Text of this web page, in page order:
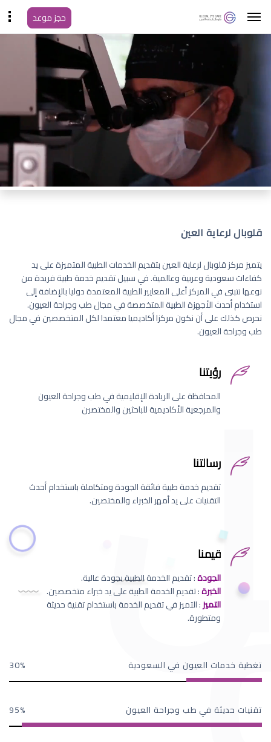
حجز موعد
قلوبال لرعاية العين
يتميز مركز قلوبال لرعاية العين بتقديم الخدمات الطبية المتميزة على يد
كفاءات سعودية وعربية وعالمية. في سبيل تقديم خدمة طبية فريدة من
نوعها نتبنى في المركز أعلى المعايير الطبية المعتمدة دوليا بالإضافة إلى
استخدام أحدث الأجهزة الطبية المتخصصة في مجال طب وجراحة العيون.
نحرص كذلك على أن نكون مركزا أكاديميا معتمدا لكل المتخصصين في مجال
طب وجراحة العيون.
رؤيتنا
المحافظة على الريادة الإقليمية في طب وجراحة العيون
والمرجعية الأكاديمية للباحثين والمختصين
رسالتنا
تقديم خدمة طبية فائقة الجودة ومتكاملة باستخدام أحدث
التقنيات على يد أمهر الخبراء والمختصين.
قيمنا
الجودة: تقديم الخدمة الطبية بجودة عالية.
الخبرة: تقديم الخدمة الطبية على يد خبراء متخصصين.
التميز: التميز في تقديم الخدمة باستخدام تقنية حديثة
ومتطورة.
تغطية خدمات العيون في السعودية 30
تقنيات حديثة في طب وجراحة العيون 95